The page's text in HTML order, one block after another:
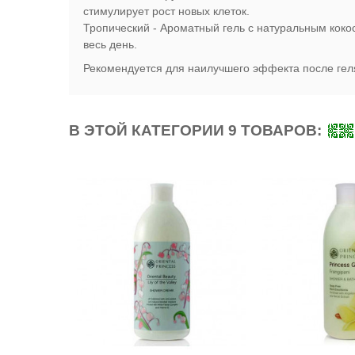
стимулирует рост новых клеток.
Тропический - Ароматный гель с натуральным
весь день.
Рекомендуется для наилучшего эффекта после
В ЭТОЙ КАТЕГОРИИ 9 ТОВАРОВ: